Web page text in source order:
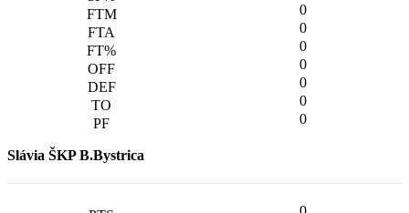
0
0
0
0
0
0
0
Slávia ŠKP B.Bystrica